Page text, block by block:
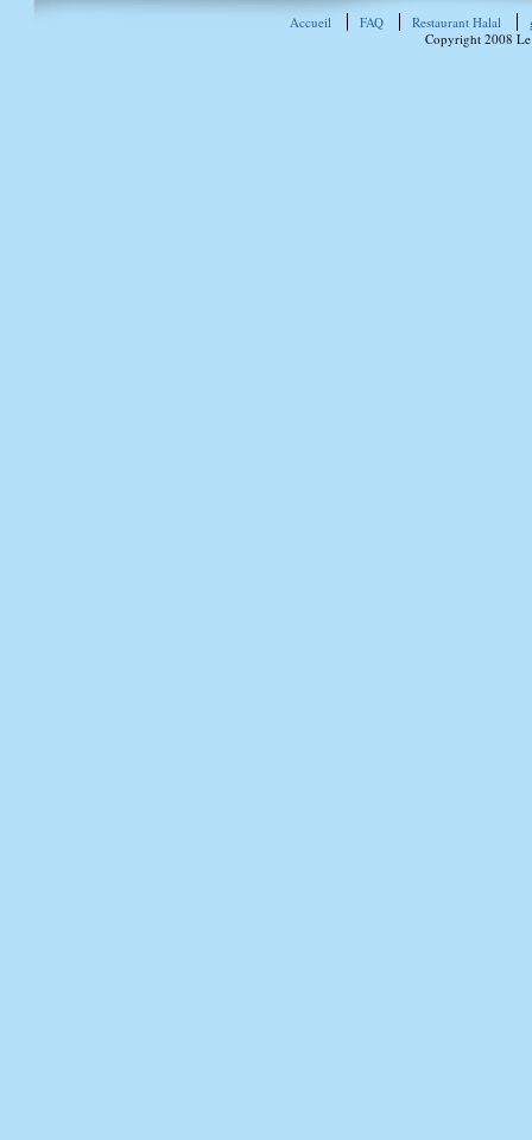
Accueil FAQ Restaurant Halal
Copyright 2008